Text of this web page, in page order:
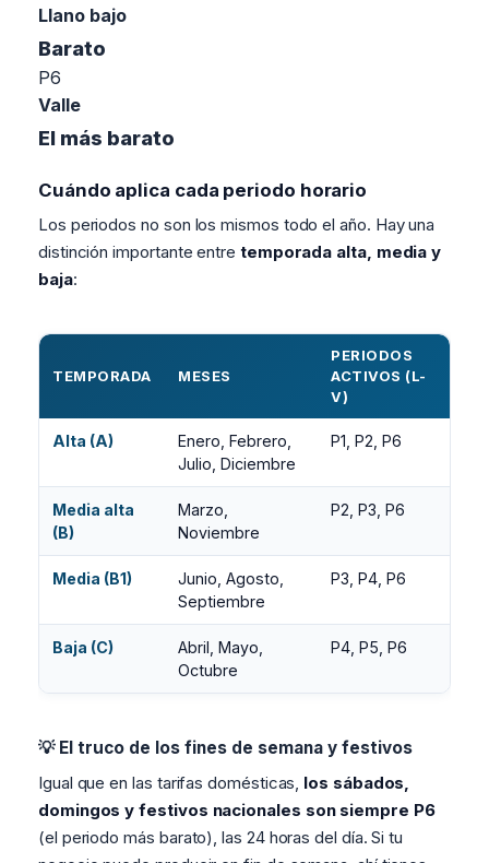
Llano bajo
Barato
P6
Valle
El más barato
Cuándo aplica cada periodo horario
Los periodos no son los mismos todo el año. Hay una
distinción importante entre temporada alta, media y
baja:
TEMPORADA MESES
PERIODOS
ACTIVOS (L-
V)
Alta (A)
Enero, Febrero,
Julio, Diciembre
P1, P2, P6
Media alta
(B)
Marzo,
Noviembre
P2, P3, P6
Media (B1)
Junio, Agosto,
Septiembre
P3, P4, P6
Baja (C)
Abril, Mayo,
Octubre
P4, P5, P6
💡 El truco de los fines de semana y festivos
Igual que en las tarifas domésticas, los sábados,
domingos y festivos nacionales son siempre P6
(el periodo más barato), las 24 horas del día. Si tu